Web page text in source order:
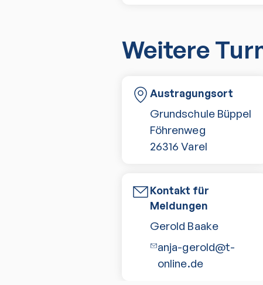
Weitere
Austragungsort
Grundschule Büppel
Föhrenweg
26316Varel
Kontakt für
Meldungen
Gerold Baake
anja-gerold@t-
online.de